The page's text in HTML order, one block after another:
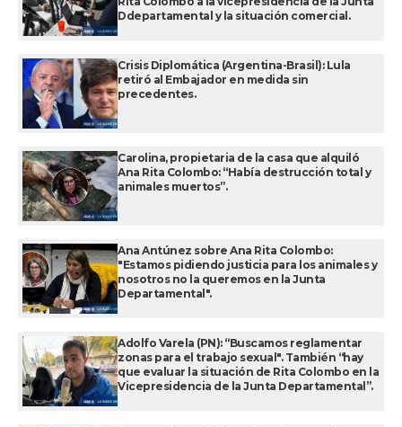
Ddepartamental y la situación comercial.
Crisis Diplomática (Argentina-Brasil): Lula
retiró al Embajador en medida sin
precedentes.
Carolina, propietaria de la casa que alquiló
Ana Rita Colombo: “Había destrucción total y
animales muertos”.
Ana Antúnez sobre Ana Rita Colombo:
"Estamos pidiendo justicia para los animales y
nosotros no la queremos en la Junta
Departamental".
Adolfo Varela (PN): “Buscamos reglamentar
zonas para el trabajo sexual". También “hay
que evaluar la situación de Rita Colombo en la
Vicepresidencia de la Junta Departamental”.